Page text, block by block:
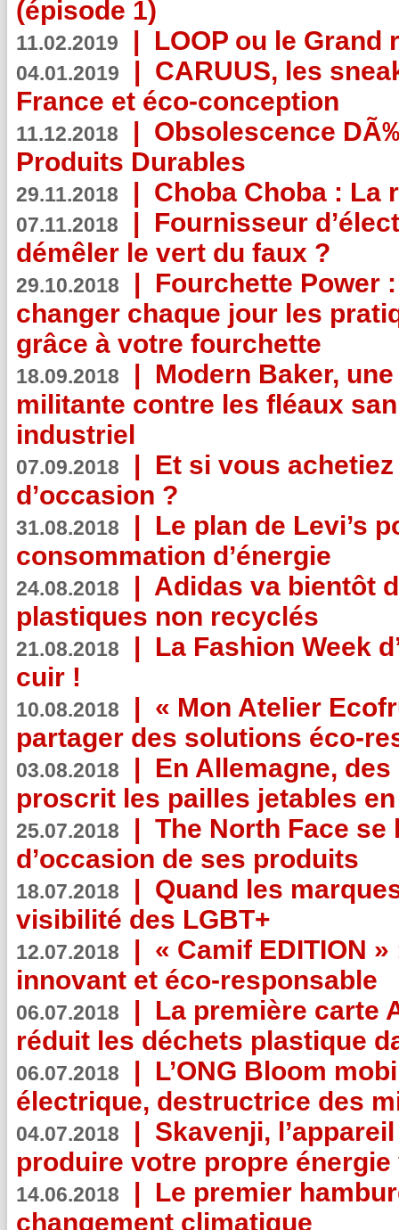
(épisode 1)
11.02.2019 | LOOP ou le Grand
04.01.2019 | CARUUS, les
France et éco-conception
11.12.2018 | Obsolescence
Produits Durables
29.11.2018 | Choba Choba : La
07.11.2018 | Fournisseur
démêler le vert du faux ?
29.10.2018 | Fourchette Power
changer chaque jour les
grâce à votre fourchette
18.09.2018 | Modern Baker,
militante contre les fléaux
industriel
07.09.2018 | Et si vous
d’occasion ?
31.08.2018 | Le plan de Levi’s
consommation d’énergie
24.08.2018 | Adidas va bientôt
plastiques non recyclés
21.08.2018 | La Fashion Week
cuir !
10.08.2018 | « Mon Atelier
partager des solutions éco-
03.08.2018 | En Allemagne,
proscrit les pailles jetables
25.07.2018 | The North Face se
d’occasion de ses produits
18.07.2018 | Quand les
visibilité des LGBT+
12.07.2018 | « Camif EDITION
innovant et éco-responsable
06.07.2018 | La première carte
réduit les déchets plastique
06.07.2018 | L’ONG Bloom
électrique, destructrice des
04.07.2018 | Skavenji,
produire votre propre
14.06.2018 | Le premier
changement climatique